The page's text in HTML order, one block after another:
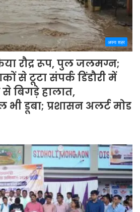
अपना शहर
रौद्र रूप, पुल जलमग्न;
से टूटा संपर्क डिंडौरी में
बिगड़े हालात,
भी डूबा; प्रशासन अलर्ट मोड